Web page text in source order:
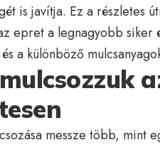
is javítja. Ez a részletes
epret a legnagyobb
a különböző
messze több, mint